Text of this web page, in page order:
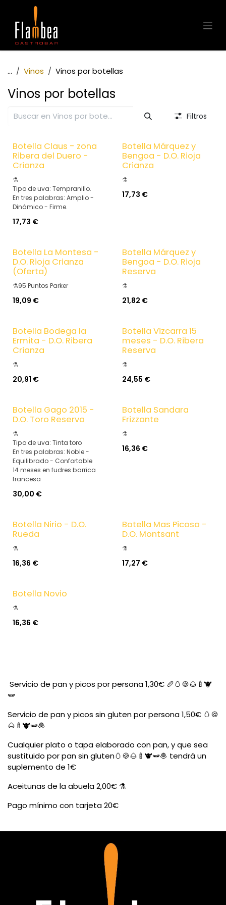
Ir al contenido
... Vinos Vinos por botellas
Vinos por botellas
Filtros
Botella Claus - zona
Ribera del Duero -
Crianza
⚗️
Tipo de uva: Tempranillo.
En tres palabras: Amplio -
Dinámico - Firme.
17,73 €
Botella Márquez y
Bengoa - D.O. Rioja
Crianza
⚗️
17,73 €
Botella La Montesa -
D.O. Rioja Crianza
(Oferta)
⚗️95 Puntos Parker
19,09 €
Botella Márquez y
Bengoa - D.O. Rioja
Reserva
⚗️
21,82 €
Botella Bodega la
Ermita - D.O. Ribera
Crianza
⚗️
20,91 €
Botella Vizcarra 15
meses - D.O. Ribera
Reserva
⚗️
24,55 €
Botella Gago 2015 -
D.O. Toro Reserva
⚗️
Tipo de uva: Tinta toro
En tres palabras: Noble -
Equilibrado - Confortable
14 meses en fudres barrica
francesa
30,00 €
Botella Sandara
Frizzante
⚗️
16,36 €
Botella Nirio - D.O.
Rueda
⚗️
16,36 €
Botella Mas Picosa -
D.O. Montsant
⚗️
17,27 €
Botella Novio
⚗️
16,36 €
Servicio de pan y picos por persona 1,30€ 🥖🥚🍪️🌰🍼🐮
🫛
Servicio de pan y picos sin gluten por persona 1,50€ 🥚🍪️
🌰🍼🐮🫛🧆
Cualquier plato o tapa elaborado con pan, y que sea
sustituido por pan sin gluten🥚🍪️🌰🍼🐮🫛🧆 tendrá un
suplemento de 1€
Aceitunas de la abuela 2,00€ ⚗️
Pago mínimo con tarjeta 20€